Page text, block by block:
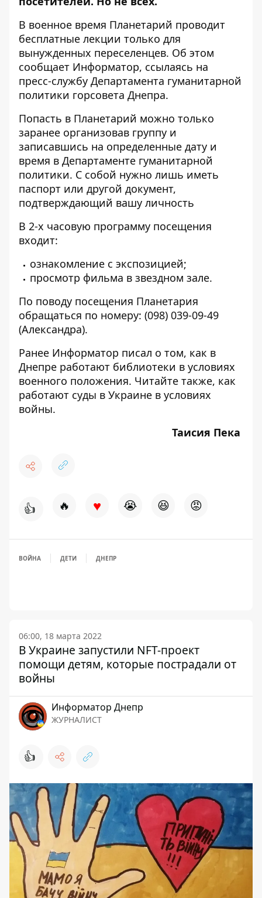
В военное время Планетарий проводит
бесплатные лекции только для
вынужденных переселенцев. Об этом
сообщает Информатор, ссылаясь на
пресс-службу Департамента гуманитарной
политики горсовета Днепра.
Попасть в Планетарий можно только
заранее организовав группу и
записавшись на определенные дату и
время в Департаменте гуманитарной
политики. С собой нужно лишь иметь
паспорт или другой документ,
подтверждающий вашу личность
В 2-х часовую программу посещения
входит:
ознакомление с экспозицией;
просмотр фильма в звездном зале.
По поводу посещения Планетария
обращаться по номеру: (098) 039-09-49
(Александра).
Ранее Информатор писал о том, как в
Днепре работают библиотеки в условиях
военного положения. Читайте также, как
работают суды в Украине в условиях
войны.
Таисия Пека
👍 🔥 ♥ 😭 😆 😡
ВОЙНА ДЕТИ ДНЕПР
06:00, 18 марта 2022
В Украине запустили NFT-проект
помощи детям, которые пострадали от
войны
Информатор Днепр
ЖУРНАЛИСТ
👍